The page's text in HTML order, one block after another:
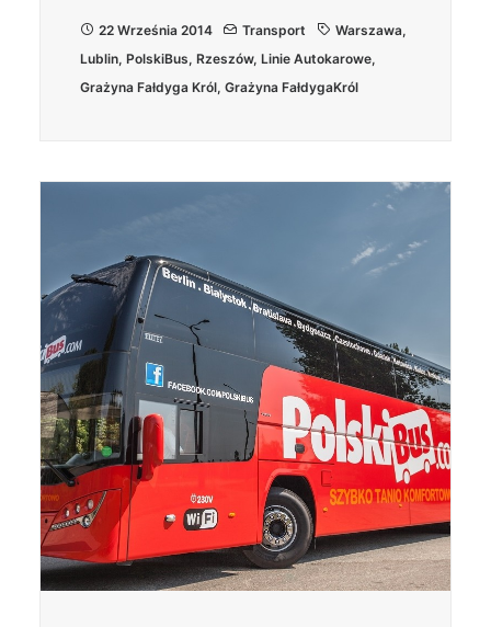
22 Września 2014 Transport Warszawa,
Lublin, PolskiBus, Rzeszów, Linie Autokarowe,
Grażyna Fałdyga Król, Grażyna FałdygaKról